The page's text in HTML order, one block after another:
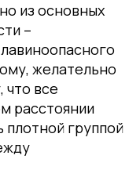
из основных
–
желательно
что все
расстоянии
плотной группой